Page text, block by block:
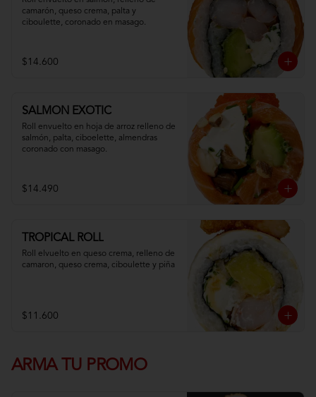
camarón, queso crema, palta y
ciboulette, coronado en masago.
$14.600
SALMON EXOTIC
Roll envuelto en hoja de arroz relleno de
salmón, palta, ciboelette, almendras
coronado con masago.
$14.490
TROPICAL ROLL
Roll elvuelto en queso crema, relleno de
camaron, queso crema, ciboulette y piña
$11.600
ARMA TU PROMO